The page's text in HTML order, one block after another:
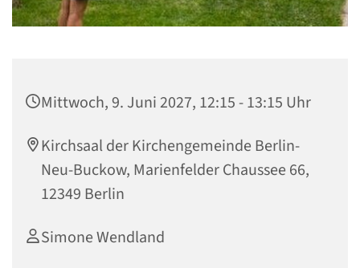
Mittwoch, 9. Juni 2027, 12:15 - 13:15 Uhr
Kirchsaal der Kirchengemeinde Berlin-
Neu-Buckow, Marienfelder Chaussee 66,
12349 Berlin
Simone Wendland